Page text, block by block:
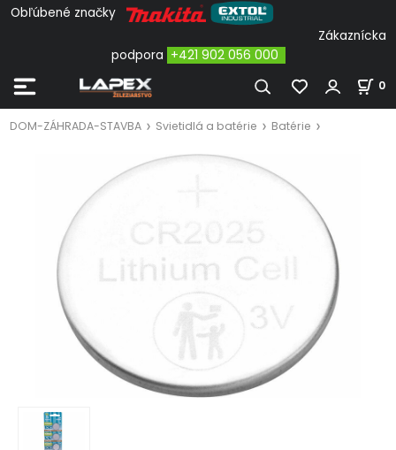
Obľúbené značky
Zákaznícka
podpora +421 902 056 000
0
DOM-ZÁHRADA-STAVBA Svietidlá a batérie Batérie